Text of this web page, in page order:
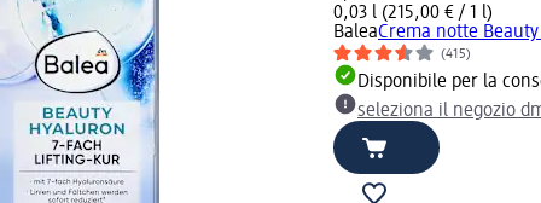
0,03 l (215,00 € / 1 l)
BaleaCrema notte
(415)
Disponibile per la
seleziona il negozio